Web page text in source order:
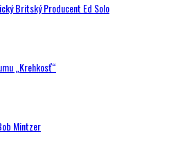
Britský Producent Ed Solo
„Krehkosť“
Mintzer